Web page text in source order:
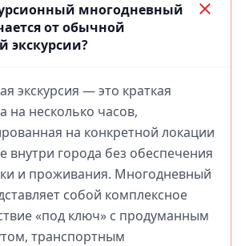
многодневный
от обычной
экскурсии?
экскурсия — это краткая
на несколько часов,
на конкретной локации
внутри города без обеспечения
и проживания. Многодневный
собой комплексное
«под ключ» с продуманным
транспортным